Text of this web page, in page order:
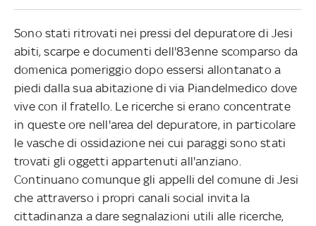
Sono stati ritrovati nei pressi del depuratore di Jesi
abiti, scarpe e documenti dell'83enne scomparso da
domenica pomeriggio dopo essersi allontanato a
piedi dalla sua abitazione di via Piandelmedico dove
vive con il fratello. Le ricerche si erano concentrate
in queste ore nell'area del depuratore, in particolare
le vasche di ossidazione nei cui paraggi sono stati
trovati gli oggetti appartenuti all'anziano.
Continuano comunque gli appelli del comune di Jesi
che attraverso i propri canali social invita la
cittadinanza a dare segnalazioni utili alle ricerche,